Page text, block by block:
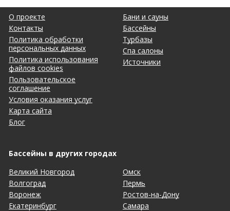
О проекте
Контакты
Политика обработки
персональных данных
Политика использования
файлов cookies
Пользовательское
соглашение
Условия оказания услуг
Карта сайта
Блог
Бани и сауны
Бассейны
Турбазы
Спа салоны
Источники
Бассейны в других городах
Великий Новгород
Волгоград
Воронеж
Екатеринбург
Омск
Пермь
Ростов-на-Дону
Самара